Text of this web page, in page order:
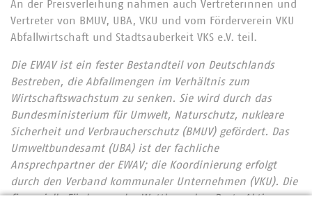
An der Preisverleihung nahmen auch Vertreterinnen und
Vertreter von BMUV, UBA, VKU und vom Förderverein VKU
Abfallwirtschaft und Stadtsauberkeit VKS e.V. teil.
Die EWAV ist ein fester Bestandteil von Deutschlands
Bestreben, die Abfallmengen im Verhältnis zum
Wirtschaftswachstum zu senken. Sie wird durch das
Bundesministerium für Umwelt, Naturschutz, nukleare
Sicherheit und Verbraucherschutz (BMUV) gefördert. Das
Umweltbundesamt (UBA) ist der fachliche
Ansprechpartner der EWAV; die Koordinierung erfolgt
durch den Verband kommunaler Unternehmen (VKU). Die
finanzielle Förderung des Wettbewerbs „Beste Aktion zur